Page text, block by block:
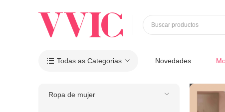
Buscar productos
 Todas as Categorias Novedades
Ropa de mujer